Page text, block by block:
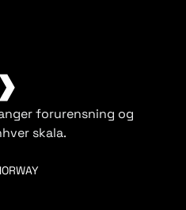
forurensning og
skala.